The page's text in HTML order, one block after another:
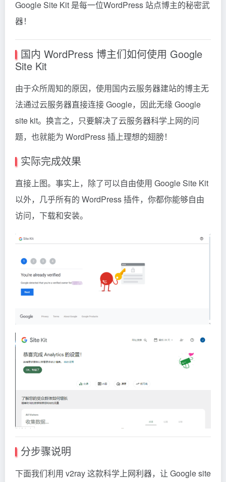
Google Site Kit 是每一位WordPress 站点博主的秘密武
器！
国内 WordPress 博主们如何使用 Google
Site Kit
由于众所周知的原因，使用国内云服务器建站的博主无
法通过云服务器直接连接 Google，因此无缘 Google
site kit。换言之，只要解决了云服务器科学上网的问
题，也就能为 WordPress 插上理想的翅膀！
实际完成效果
直接上图。事实上，除了可以自由使用 Google Site Kit
以外，几乎所有的 WordPress 插件，你都你能够自由
访问，下载和安装。
分步骤说明
下面我们利用 v2ray 这款科学上网利器，让 Google site